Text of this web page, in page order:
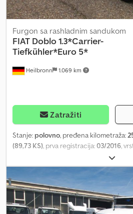
Heilbronn 1.069 km
Furgon sa rashladnim sandukom
FIAT Doblo 1.3*Carrier-
Tiefkühler*Euro 5*
Zatražiti
Stanje: polovno, pređena kilometraža:
(89,73 KS), prva registracija:03/2016,
, tip prenosa:
razred:Euro 5, broj sedišta:2, dužina
širina utovarnog prostora:
1.740 mm
,
1.450 mm, Oprema:centralno
program stabilnosti (ESP), filter za
OŠTEĆENJE MOTORA !!!!! 2 sedišta,